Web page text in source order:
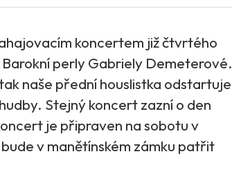
koncertem již čtvrtého
perly Gabriely Demeterové.
naše přední houslistka odstartuje
Stejný koncert zazní o den
je připraven na sobotu v
v manětínském zámku patřit